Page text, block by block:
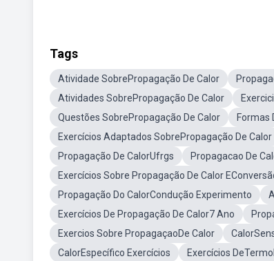
Tags
Atividade SobrePropagação De Calor
Atividades SobrePropagação De Calor
Questões SobrePropagação De Calor
Formas
Exercícios Adaptados SobrePropagação De Calor
Propagação De CalorUfrgs
Propagacao De
Exercícios Sobre Propagação De Calor
Propagação Do CalorCondução Experimento
Exercícios De Propagação De Calor7 Ano
Exercios Sobre PropagaçaoDe Calor
CalorEspecífico Exercícios
Exercícios